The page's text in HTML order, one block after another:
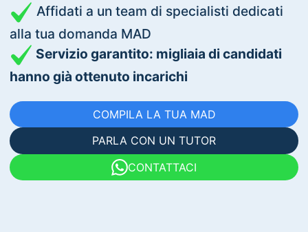
Affidati a un team di specialisti dedicati
alla tua domanda MAD
Servizio garantito: migliaia di candidati
hanno già ottenuto incarichi
COMPILA LA TUA MAD
PARLA CON UN TUTOR
CONTATTACI